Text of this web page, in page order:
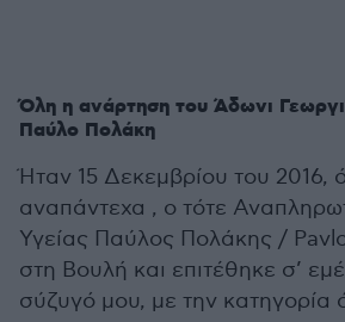
Όλη η ανάρτηση του Άδωνι
Παύλο Πολάκη
Ήταν 15 Δεκεμβρίου του 2016,
αναπάντεχα , ο τότε
Υγείας Παύλος Πολάκης /
στη Βουλή και επιτέθηκε σ’
σύζυγό μου, με την κατηγορία